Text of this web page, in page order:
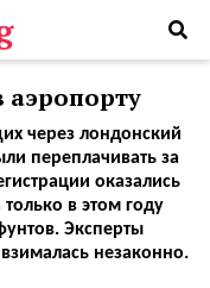
через лондонский
переплачивать за
оказались
в этом году
Эксперты
незаконно.